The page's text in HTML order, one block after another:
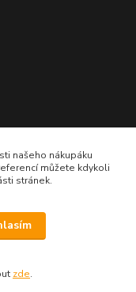
našeho nákupáku
můžete kdykoli
stránek.
zde.